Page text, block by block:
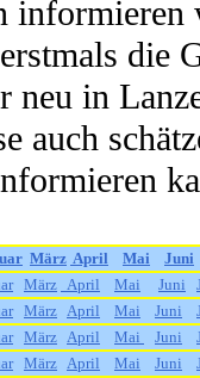
die
neu in
auch
März April Mai Juni
März April Mai Juni
März April Mai Juni
März April Mai Juni
März April Mai Juni